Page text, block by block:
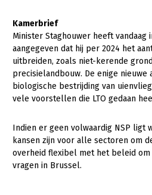
Bestuur en Directie
Medewerkers
Vakgroepbestuurders
Jaarverslag 2023
Vacatures
Pers
Contact
Kamerbrief
Minister Staghouwer heeft vandaag
aangegeven dat hij per 2024 het
uitbreiden, zoals niet-kerende
precisielandbouw. De enige nieuwe
biologische bestrijding van
vele voorstellen die LTO gedaan
Indien er geen volwaardig NSP ligt
kansen zijn voor alle sectoren om
overheid flexibel met het beleid
vragen in Brussel.